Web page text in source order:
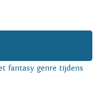
fantasy genre tijdens